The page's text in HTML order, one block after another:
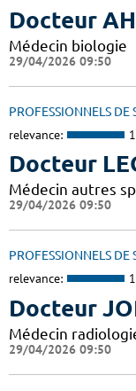
Docteur
Médecin biologie
29/04/2026 09:50
PROFESSIONNELS DE
relevance:
Docteur
Médecin autres
29/04/2026 09:50
PROFESSIONNELS DE
relevance:
Docteur
Médecin
29/04/2026 09:50